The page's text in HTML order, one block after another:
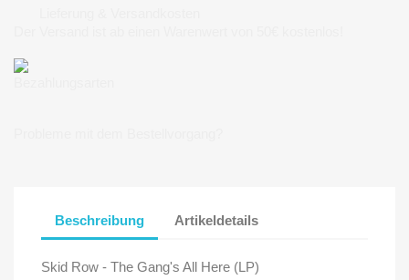
Beschreibung Artikeldetails
Skid Row - The Gang's All Here (LP)